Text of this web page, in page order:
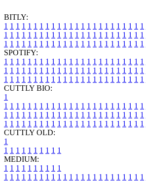
BITLY:
1 1 1 1 1 1 1 1 1 1 1 1 1 1 1 1 1 1 1 1 1 1 1 1
1 1 1 1 1 1 1 1 1 1 1 1 1 1 1 1 1 1 1 1 1 1 1 1
1 1 1 1 1 1 1 1 1 1 1 1 1 1 1 1 1 1 1 1 1 1 1 1
SPOTIFY:
1 1 1 1 1 1 1 1 1 1 1 1 1 1 1 1 1 1 1 1 1 1 1 1
1 1 1 1 1 1 1 1 1 1 1 1 1 1 1 1 1 1 1 1 1 1 1 1
1 1 1 1 1 1 1 1 1 1 1 1 1 1 1 1 1 1 1 1 1 1 1 1
CUTTLY BIO:
1
1 1 1 1 1 1 1 1 1 1 1 1 1 1 1 1 1 1 1 1 1 1 1 1
1 1 1 1 1 1 1 1 1 1 1 1 1 1 1 1 1 1 1 1 1 1 1 1
1 1 1 1 1 1 1 1 1 1 1 1 1 1 1 1 1 1 1 1 1 1 1 1
CUTTLY OLD:
1
1 1 1 1 1 1 1 1 1 1
MEDIUM:
1 1 1 1 1 1 1 1 1 1
1 1 1 1 1 1 1 1 1 1 1 1 1 1 1 1 1 1 1 1 1 1 1 1